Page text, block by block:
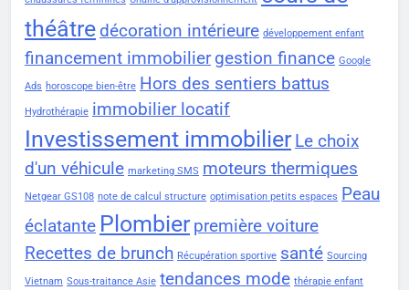
théâtre décoration intérieure développement enfant
financement immobilier gestion finance Google
Ads horoscope bien-être Hors des sentiers battus
Hydrothérapie immobilier locatif
Investissement immobilier Le choix
d'un véhicule marketing SMS moteurs thermiques
Netgear GS108 note de calcul structure optimisation petits espaces Peau
éclatante Plombier première voiture
Recettes de brunch Récupération sportive santé Sourcing
Vietnam Sous-traitance Asie tendances mode thérapie enfant